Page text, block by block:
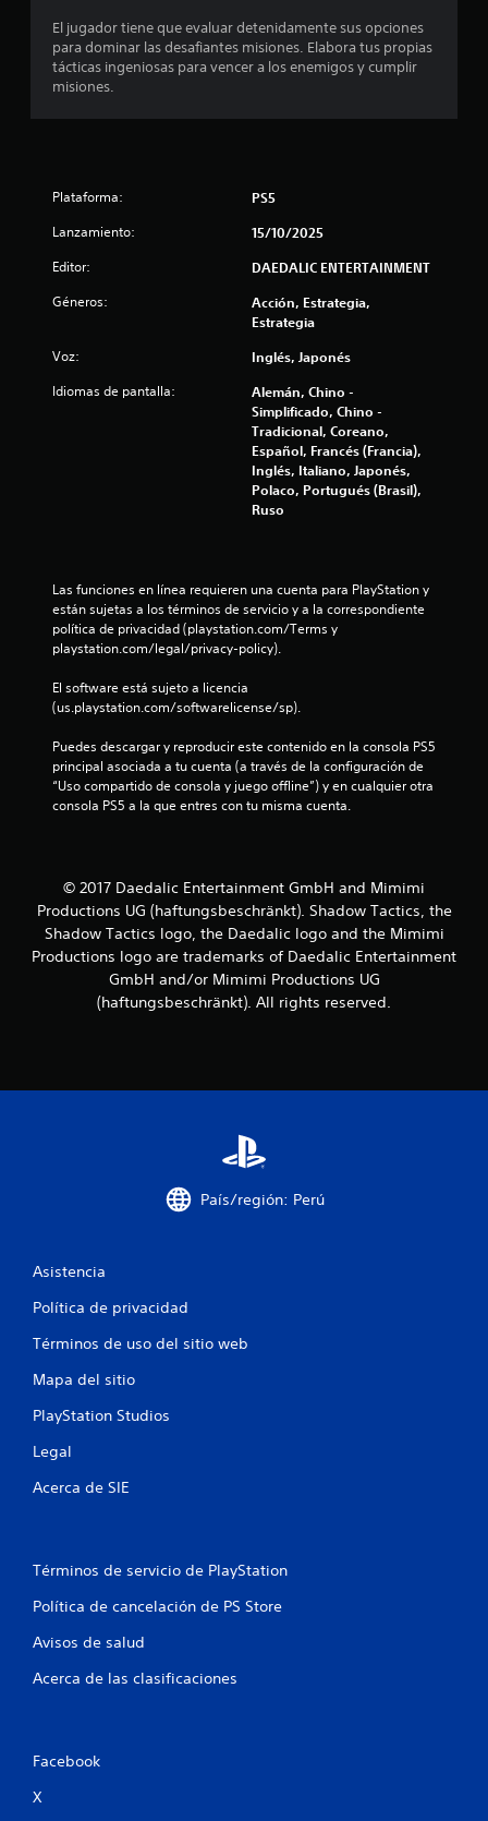
5
4
e
e
s
d
i
e
s
r
e
l
s
El jugador tiene que evaluar detenidamente sus opciones
para dominar las desafiantes misiones. Elabora tus propias
tácticas ingeniosas para vencer a los enemigos y cumplir
misiones.
Plataforma: PS5
Lanzamiento: 15/10/2025
Editor: DAEDALIC ENTERTAINMENT
Géneros:
Acción, Estrategia,
Estrategia
Voz: Inglés, Japonés
Idiomas de pantalla:
Alemán, Chino -
Simplificado, Chino -
Tradicional, Coreano,
Español, Francés (Francia),
Inglés, Italiano, Japonés,
Polaco, Portugués (Brasil),
Ruso
Las funciones en línea requieren una cuenta para PlayStation y
están sujetas a los términos de servicio y a la correspondiente
política de privacidad (playstation.com/Terms y
playstation.com/legal/privacy-policy).
El software está sujeto a licencia
(us.playstation.com/softwarelicense/sp).
Puedes descargar y reproducir este contenido en la consola PS5
principal asociada a tu cuenta (a través de la configuración de
“Uso compartido de consola y juego offline”) y en cualquier otra
consola PS5 a la que entres con tu misma cuenta.
© 2017 Daedalic Entertainment GmbH and Mimimi
Productions UG (haftungsbeschränkt). Shadow Tactics, the
Shadow Tactics logo, the Daedalic logo and the Mimimi
Productions logo are trademarks of Daedalic Entertainment
GmbH and/or Mimimi Productions UG
(haftungsbeschränkt). All rights reserved.
País/región: Perú
Asistencia
Política de privacidad
Términos de uso del sitio web
Mapa del sitio
PlayStation Studios
Legal
Acerca de SIE
Términos de servicio de PlayStation
Política de cancelación de PS Store
Avisos de salud
Acerca de las clasificaciones
Facebook
X